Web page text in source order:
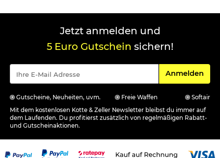
Jetzt anmelden und
5 Euro Gutschein sichern!
Für den
Anmelden
Gutscheine, Neuheiten, uvm. Freie Waffen
Softair
Mit dem kostenlosen Kotte & Zeller Newsletter bleibst du immer auf
dem Laufenden. Du profitierst zusätzlich von regelmäßigen Rabatt-
und Gutscheinaktionen.